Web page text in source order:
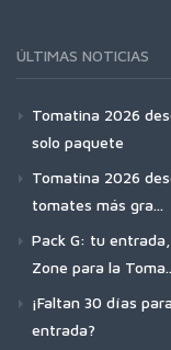
ÚLTIMAS NOTICIAS
Tomatina 2026
solo paquete
Tomatina 2026
tomates más gra...
Pack G: tu
Zone para la
¡Faltan 30 días
entrada?